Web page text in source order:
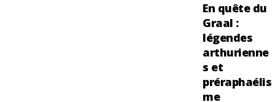
En quête du
Graal :
légendes
arthurienne
s et
préraphaélis
me